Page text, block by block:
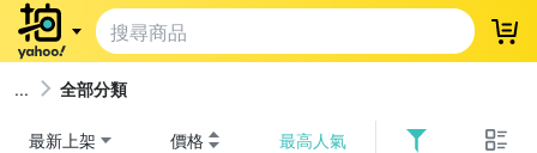
登
全部分類
最新上架 價格 最高人氣